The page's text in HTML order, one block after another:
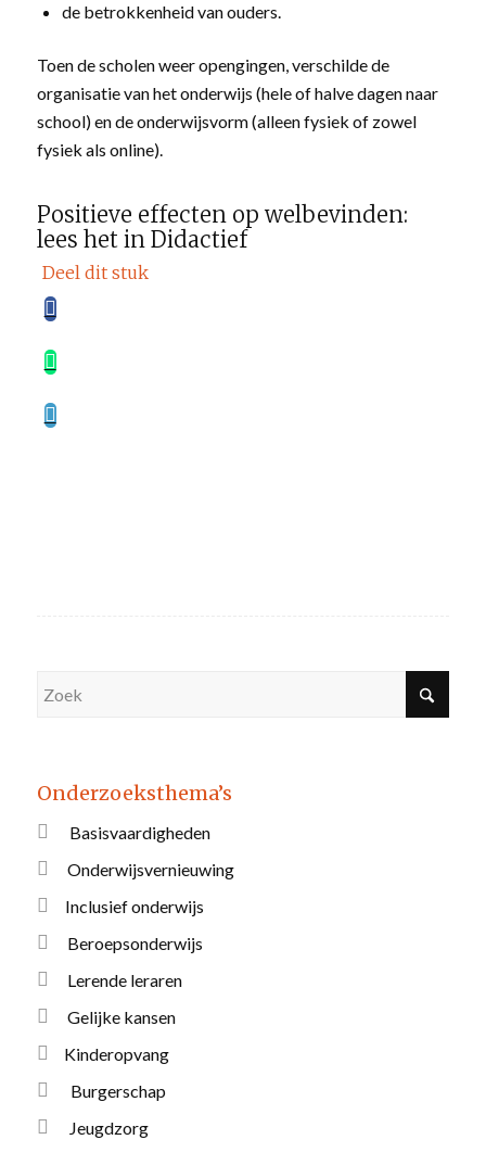
de betrokkenheid van ouders.
Toen de scholen weer opengingen, verschilde de
organisatie van het onderwijs (hele of halve dagen naar
school) en de onderwijsvorm (alleen fysiek of zowel
fysiek als online).
Positieve effecten op welbevinden:
lees het in Didactief
Deel dit stuk
Onderzoeksthema’s
Basisvaardigheden
Onderwijsvernieuwing
Inclusief onderwijs
Beroepsonderwijs
Lerende leraren
Gelijke kansen
Kinderopvang
Burgerschap
Jeugdzorg